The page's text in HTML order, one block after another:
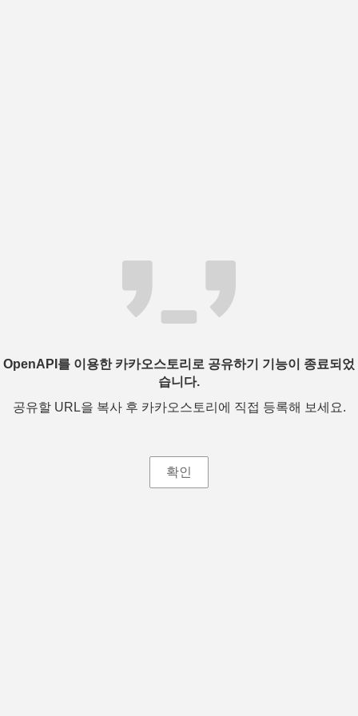
OpenAPI를 이용한 카카오스토리로 공유하기 기능이 종료되었
습니다.
공유할 URL을 복사 후 카카오스토리에 직접 등록해 보세요.
확인